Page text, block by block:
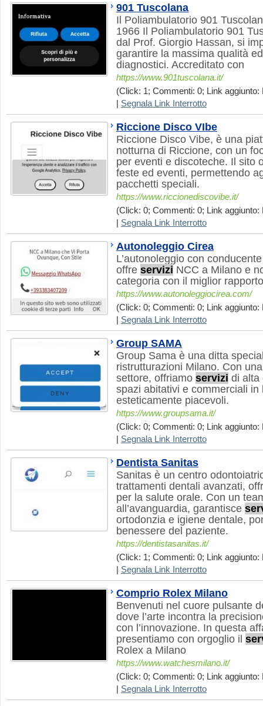
901 Tuscolana
Il Poliambulatorio 901
1966 Il Poliambulatorio 901
dal Prof. Giorgio Hassan, si
garantire la massima qualità
diagnostici. Accreditato con
https://www.901tuscolana.it/
(Click: 1; Commenti: 0; Link aggiunto:
Segnala Link Interrotto
Riccione Disco VIbe
Riccione Disco Vibe, è una
notturna di Riccione, con un
per eventi e discoteche. Il sito
feste ed eventi, permettendo
pacchetti speciali.
https://www.riccionediscovibe.it/
(Click: 0; Commenti: 0; Link aggiunto:
Segnala Link Interrotto
Autonoleggio Cirea
L’autonoleggio con
offre servizi NCC a Milano e
categoria con il miglior
https://www.autonoleggiocirea.com/
(Click: 0; Commenti: 0; Link aggiunto:
Segnala Link Interrotto
Group SAMA
Group Sama è una ditta
ristrutturazioni Milano. Con
settore, offriamo servizi di alta
spazi abitativi e commerciali in
esteticamente piacevoli.
https://www.groupsama.it/
(Click: 0; Commenti: 0; Link aggiunto:
Segnala Link Interrotto
Dentista Sanitas
Sanitas è un centro
trattamenti dentali avanzati,
per la salute orale. Con un
all’avanguardia, garantisce
ortodonzia e igiene dentale,
benessere del paziente.
https://dentistasanitas.it/
(Click: 1; Commenti: 0; Link aggiunto:
Segnala Link Interrotto
Comprio Rolex Milano
Benvenuti nel cuore pulsante
dove l’arte incontra la
con l’innovazione. In questa
presentiamo con orgoglio il
Rolex a Milano
https://www.watchesmilano.it/
(Click: 0; Commenti: 0; Link aggiunto:
Segnala Link Interrotto